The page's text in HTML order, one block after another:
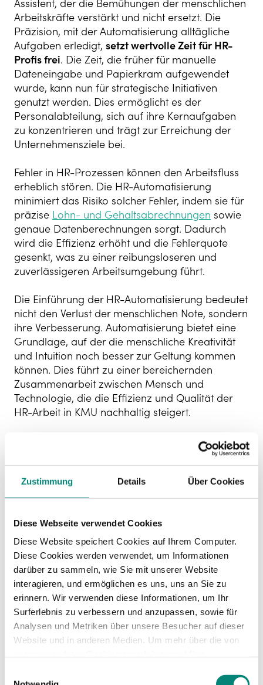
Zustimmung Details Über Cookies
Diese Webseite verwendet Cookies
Diese Website speichert Cookies auf Ihrem Computer.
Diese Cookies werden verwendet, um Informationen
darüber zu sammeln, wie Sie mit unserer Website
interagieren, und ermöglichen es uns, uns an Sie zu
erinnern. Wir verwenden diese Informationen, um Ihr
Surferlebnis zu verbessern und anzupassen, sowie für
Analysen und Metriken über unsere Besucher auf dieser
Website und in anderen Medien. Um mehr über die von
Datenschutzerklärung
Assistent, der die Bemühungen der menschlichen
Arbeitskräfte verstärkt und nicht ersetzt. Die
Präzision, mit der Automatisierung alltägliche
Aufgaben erledigt, setzt wertvolle Zeit für HR-
Profis frei. Die Zeit, die früher für manuelle
Dateneingabe und Papierkram aufgewendet
wurde, kann nun für strategische Initiativen
genutzt werden. Dies ermöglicht es der
Personalabteilung, sich auf ihre Kernaufgaben
zu konzentrieren und trägt zur Erreichung der
Unternehmensziele bei.
Fehler in HR-Prozessen können den Arbeitsfluss
erheblich stören. Die HR-Automatisierung
minimiert das Risiko solcher Fehler, indem sie für
präzise Lohn- und Gehaltsabrechnungen sowie
genaue Datenberechnungen sorgt. Dadurch
wird die Effizienz erhöht und die Fehlerquote
gesenkt, was zu einer reibungsloseren und
zuverlässigeren Arbeitsumgebung führt.
Die Einführung der HR-Automatisierung bedeutet
nicht den Verlust der menschlichen Note, sondern
ihre Verbesserung. Automatisierung bietet eine
Grundlage, auf der die menschliche Kreativität
und Intuition noch besser zur Geltung kommen
können. Dies führt zu einer bereichernden
Zusammenarbeit zwischen Mensch und
Technologie, die die Effizienz und Qualität der
HR-Arbeit in KMU nachhaltig steigert.
Die Implementierung von HR-Automatisierung
hat auch signifikante Auswirkungen auf
Unternehmen in der Fertigungsindustrie und
andereBlue-Collar-Branchen
, in denen
Mitarbeiter nicht an Schreibtischen arbeiten. In
Genauigkeit bei administrativen Aufgaben
ebenso wichtig wie bei Bürojobs. Durch die
Automatisierung können Arbeitsabläufe optimiert
werden, was zu einer verbesserten Zeitnutzung
und einer Reduzierung von Fehlern führt. Dies
ermöglicht es Unternehmen, sich auf die
Kernbereiche ihrer Produktion zu konzentrieren
und die Produktivität zu steigern. Die
Automatisierung bedeutet nicht nur eine
der Arbeitsbedingungen und der Effizienz für alle